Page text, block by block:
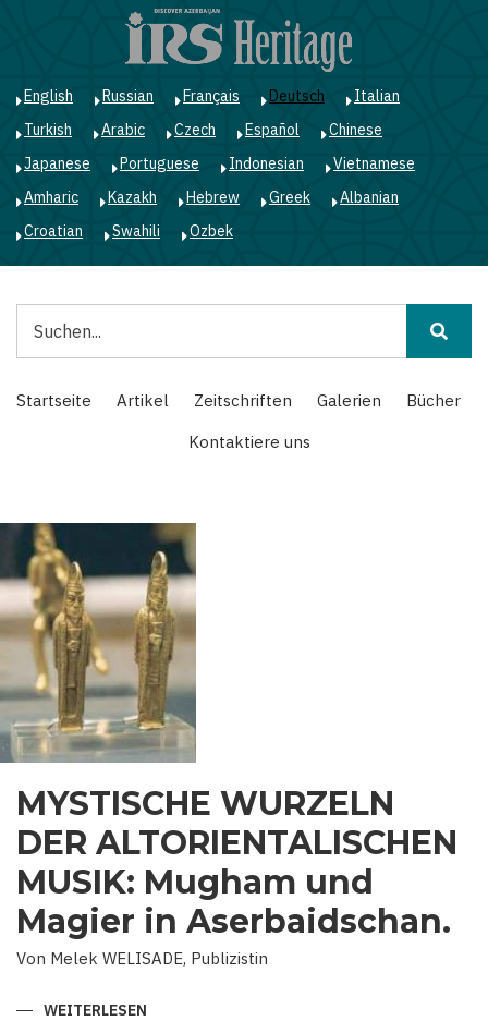
English Russian Français Deutsch
Italian
Turkish
Arabic Czech Español
Chinese
Japanese
Portuguese Indonesian
Vietnamese
Amharic
Kazakh Hebrew Greek
Albanian
Croatian
Swahili Ozbek
Main
navigation
Startseite Artikel Zeitschriften Galerien
Bücher
Kontaktiere uns
MYSTISCHE WURZELN
DER ALTORIENTALISCHEN
MUSIK: Mugham und
Magier in Aserbaidschan.
Von Melek WELISADE, Publizistin
WEITERLESEN